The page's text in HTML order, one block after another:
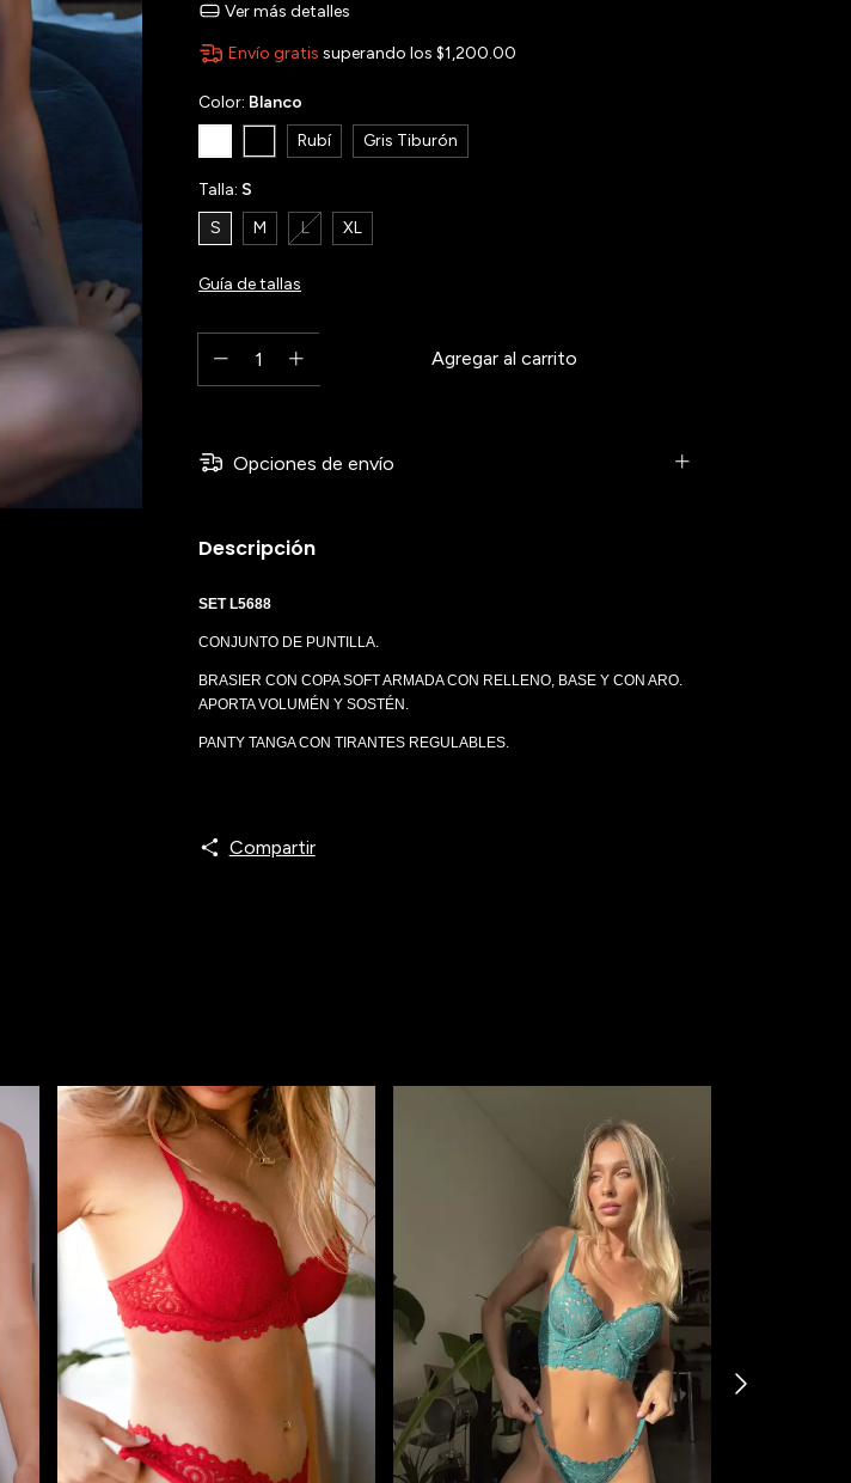
Ver más detalles
Envío gratis superando los$1,200.00
Color: Blanco
Rubí
Gris Tiburón
Talla: S
S
M L XL
Guía de tallas
Opciones de envío
Descripción
SET L5688
CONJUNTO DE PUNTILLA.
BRASIER CON COPA SOFT ARMADA CON RELLENO, BASE Y CON ARO.
APORTA VOLUMÉN Y SOSTÉN.
PANTY TANGA CON TIRANTES REGULABLES.
Compartir